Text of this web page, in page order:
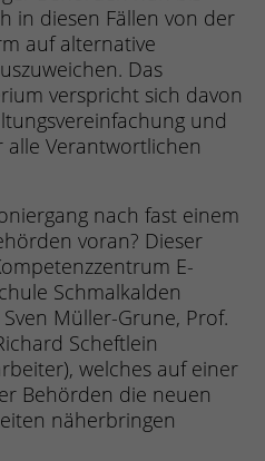
in diesen Fällen von der
auf alternative
Das
verspricht sich davon
und
Verantwortlichen
nach fast einem
voran? Dieser
E-
Schmalkalden
Müller-Grune, Prof.
Scheftlein
welches auf einer
Behörden die neuen
näherbringen